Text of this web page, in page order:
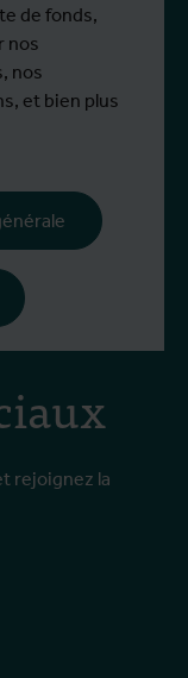
rejoignez la
de fonds,
nos
nos
et bien plus